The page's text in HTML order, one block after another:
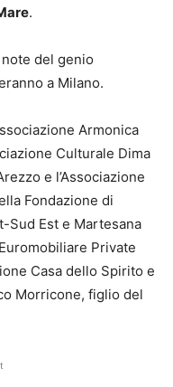
.
del genio
a Milano.
Armonica
Culturale Dima
e l’Associazione
Fondazione di
Sud Est e Martesana
Private
Casa dello Spirito e
Morricone, figlio del